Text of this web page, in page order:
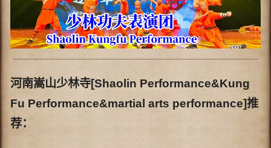
河南嵩山少林寺[Shaolin Performance&Kung
Fu Performance&martial arts performance]推
荐：